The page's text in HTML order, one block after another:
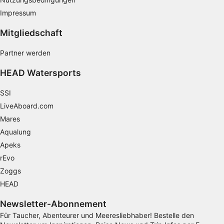
Impressum
Mitgliedschaft
Partner werden
HEAD Watersports
SSI
LiveAboard.com
Mares
Aqualung
Apeks
rEvo
Zoggs
HEAD
Newsletter-Abonnement
Für Taucher, Abenteurer und Meeresliebhaber! Bestelle den
Verwendung von Profilen zur Auswahl
Entwicklung und Verbesserung der
Angebote
Verwendung reduzierter Daten zur Auswahl
IAB-Besonderheiten:
Geräte anhand von aktiv angeforderten
Informationen identifizieren